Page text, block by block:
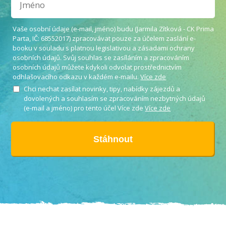
Vaše osobní údaje (e-mail, jméno) budu (Jarmila Zítková - CK Prima
Parta, IČ: 68552017) zpracovávat pouze za účelem zaslání e-
booku v souladu s platnou legislativou a zásadami ochrany
osobních údajů. Svůj souhlas se zasíláním a zpracováním
osobních údajů můžete kdykoli odvolat prostřednictvím
odhlašovacího odkazu v každém e-mailu.Více zde
Chci nechat zasílat novinky, tipy, nabídky zájezdů a
dovolených a souhlasím se zpracováním nezbytných údajů
(e-mail a jméno) pro tento účel Více zdeVíce zde
Stáhnout